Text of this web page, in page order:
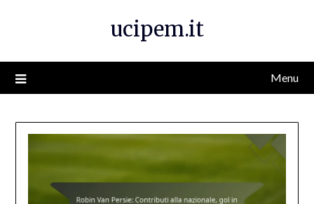
ucipem.it
Menu